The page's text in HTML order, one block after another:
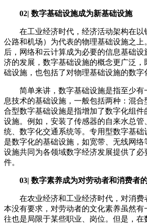
02| 数字基础设施成为新基础设施
在工业经济时代，经济活动架构在以
公路和机场）为代表的物理基础设施之上
后，网络和云计算成为必要的信息基础设
济的发展，数字基础设施的概念更广泛，
础设施，也包括了对物理基础设施的数字
简单来讲，数字基础设施是指至少有
息技术的基础设施，一般包括两种：混合
合型数字基础设施是指增加了数字化组件
设施。例如，安装了传感器的自来水总管
统、数字化交通系统等。专用型数字基础
是数字化的基础设施，如宽带、无线网络
设施共同为各领域数字经济发展提供了必
件。
03| 数字素养成为对劳动者和消费者
在农业经济和工业经济时代，对消费
本没有要求，对劳动者的文化素养虽然有
往也是局限于某些职业、岗位。但是，在